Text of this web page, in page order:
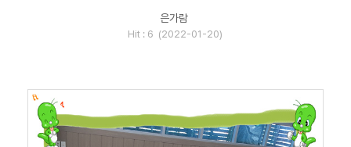
은가람
Hit : 6 (2022-01-20)